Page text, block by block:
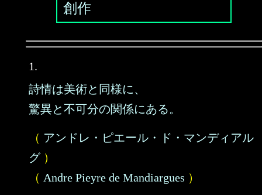
創作
1.
詩情は美術と同様に、
驚異と不可分の関係にある。
（ アンドレ・ピエール・ド・マンディアル
グ）
（ Andre Pieyre de Mandiargues ）